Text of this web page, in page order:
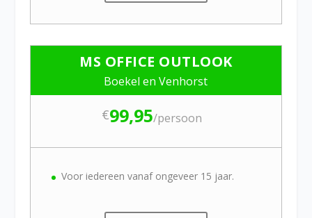
MS OFFICE OUTLOOK
Boekel en Venhorst
€99,95/persoon
Voor iedereen vanaf ongeveer 15 jaar.